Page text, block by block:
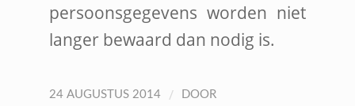
persoonsgegevens worden niet
langer bewaard dan nodig is.
24 AUGUSTUS 2014 / DOOR